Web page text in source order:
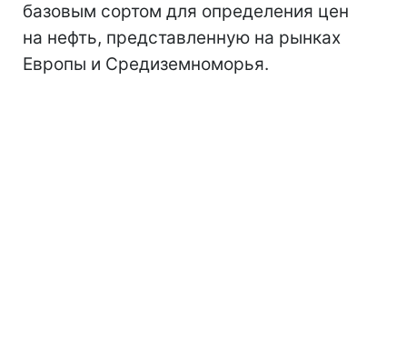
базовым сортом для определения цен
на нефть, представленную на рынках
Европы и Средиземноморья.